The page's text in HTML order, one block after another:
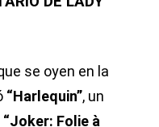
se oyen en la
“Harlequin”, un
“Joker: Folie à